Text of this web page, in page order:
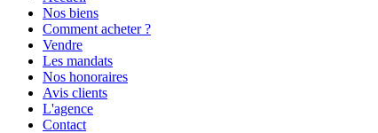
Nos biens
Comment acheter ?
Vendre
Les mandats
Nos honoraires
Avis clients
L'agence
Contact